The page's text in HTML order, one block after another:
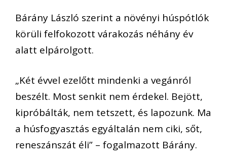
Bárány László szerint a növényi húspótlók
körüli felfokozott várakozás néhány év
alatt elpárolgott.
„Két évvel ezelőtt mindenki a vegánról
beszélt. Most senkit nem érdekel. Bejött,
kipróbálták, nem tetszett, és lapozunk. Ma
a húsfogyasztás egyáltalán nem ciki, sőt,
reneszánszát éli” – fogalmazott Bárány.